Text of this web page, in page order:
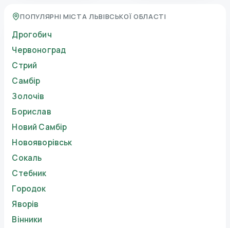
ПОПУЛЯРНІ МІСТА ЛЬВІВСЬКОЇ ОБЛАСТІ
Дрогобич
Червоноград
Стрий
Самбір
Золочів
Борислав
Новий Самбір
Новояворівськ
Сокаль
Стебник
Городок
Яворів
Вінники